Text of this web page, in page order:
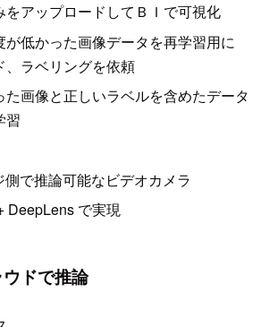
をアップロードしてＢＩで可視化
が低かった画像データを再学習用に
、ラベリングを依頼
た画像と正しいラベルを含めたデータ
習
で推論可能なビデオカメラ
DeepLens で実現
ドで推論